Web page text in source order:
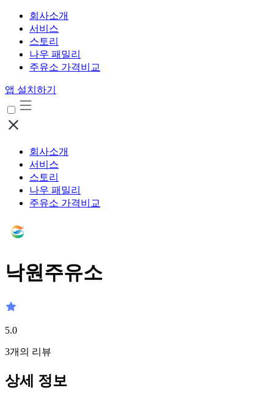
회사소개
서비스
스토리
나우 패밀리
주유소 가격비교
앱 설치하기
회사소개
서비스
스토리
나우 패밀리
주유소 가격비교
낙원주유소
5.0
3개의 리뷰
상세 정보